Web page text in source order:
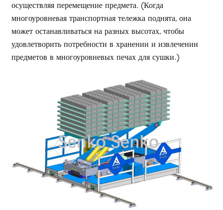
осуществляя перемещение предмета. (Когда
многоуровневая транспортная тележка поднята, она
может останавливаться на разных высотах, чтобы
удовлетворить потребности в хранении и извлечении
предметов в многоуровневых печах для сушки.)